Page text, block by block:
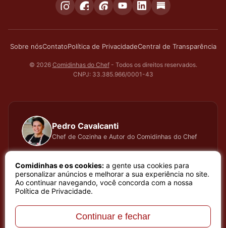
Sobre nósContatoPolítica de PrivacidadeCentral de Transparência
© 2026 Comidinhas do Chef- Todos os direitos reservados.
CNPJ: 33.385.966/0001-43
Pedro Cavalcanti
Chef de Cozinha e Autor do Comidinhas do Chef
atenção, testando cada receita que apresento, meu
trabalho é baseado em sentimento de amor e bem
estar que a arte de cozinhar proporciona. Meu nome é
Pedro Cavalcanti e sou Chef de Cozinha e Autor do
melhor site de receitas do Brasil, o site Comidinhas do
Comidinhas e os cookies: a gente usa cookies para
personalizar anúncios e melhorar a sua experiência no site.
Ao continuar navegando, você concorda com a nossa
Política de Privacidade.
Continuar e fechar